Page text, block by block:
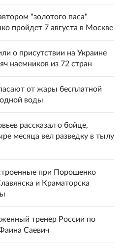
"золотого паса"
пройдет 7 августа в Москве
о присутствии на Украине
наемников из 72 стран
от жары бесплатной
воды
рассказал о бойце,
месяца вел разведку в тылу
при Порошенко
и Краматорска
тренер России по
Саевич